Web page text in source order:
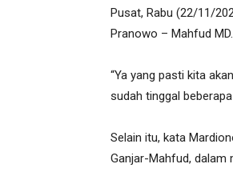
Pusat, Rabu (22/11/
Pranowo – Mahfud MD.
“Ya yang pasti kita
sudah tinggal
Selain itu, kata
Ganjar-Mahfud, dalam